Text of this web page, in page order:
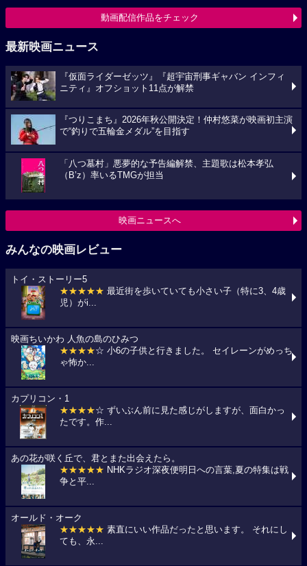
動画配信作品をチェック
最新映画ニュース
『仮面ライダーゼッツ』『超宇宙刑事ギャバン インフィ
ニティ』オフショット11点が解禁
『つりこまち』2026年秋公開決定！仲村悠菜が映画初主演
で“釣りで五輪金メダル”を目指す
「八つ墓村」悪夢的な予告編解禁、主題歌は松本孝弘
（B’z）率いるTMGが担当
映画ニュースへ
みんなの映画レビュー
トイ・ストーリー5
★★★★★ 最近街を歩いていても小さい子（特に3、4歳
児）がi...
映画ちいかわ 人魚の島のひみつ
★★★★☆ 小6の子供と行きました。 セイレーンがめっち
ゃ怖か...
カプリコン・1
★★★★☆ ずいぶん前に見た感じがしますが、面白かっ
たです。作...
あの花が咲く丘で、君とまた出会えたら。
★★★★★ NHKラジオ深夜便明日への言葉,夏の特集は戦
争と平...
オールド・オーク
★★★★★ 素直にいい作品だったと思います。 それにし
ても、永...